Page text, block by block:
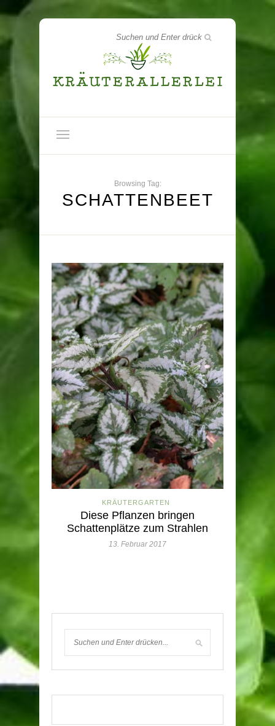
Browsing Tag:
SCHATTENBEET
KRÄUTERGARTEN
Diese Pflanzen bringen
Schattenplätze zum Strahlen
13. Februar 2017